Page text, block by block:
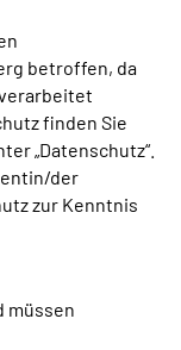
betroffen, da
finden Sie
„Datenschutz“.
der
zur Kenntnis
müssen